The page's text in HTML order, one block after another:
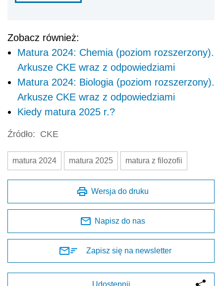
Zobacz również:
Matura 2024: Chemia (poziom rozszerzony).
Arkusze CKE wraz z odpowiedziami
Matura 2024: Biologia (poziom rozszerzony).
Arkusze CKE wraz z odpowiedziami
Kiedy matura 2025 r.?
Źródło: CKE
matura 2024 matura 2025 matura z filozofii
Wersja do druku
Napisz do nas
Zapisz się na newsletter
Udostępnij